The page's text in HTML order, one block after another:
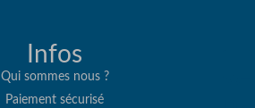
Infos
Qui sommes nous ?
Paiement sécurisé